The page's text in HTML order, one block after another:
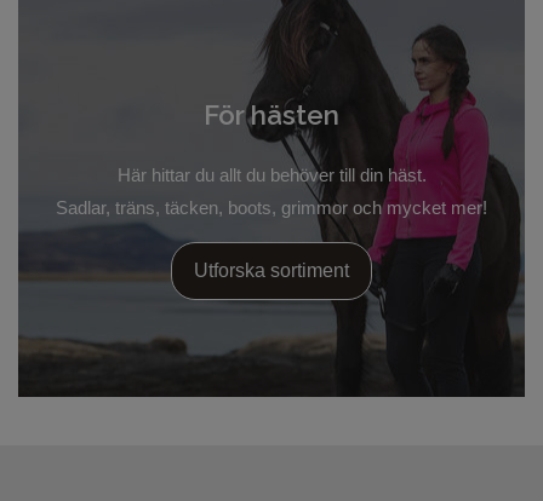
För hästen
Här hittar du allt du behöver till din häst.
Sadlar, träns, täcken, boots, grimmor och mycket mer!
Utforska sortiment